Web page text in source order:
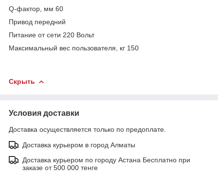
Q-фактор, мм 60
Привод передний
Питание от сети 220 Вольт
Максимальный вес пользователя, кг 150
Скрыть
Условия доставки
Доставка осуществляется только по предоплате.
Доставка курьером в город Алматы
Доставка курьером по городу Астана Бесплатно при
заказе от 500 000 тенге